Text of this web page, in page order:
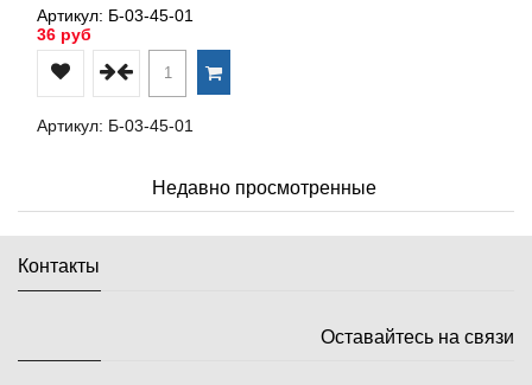
Артикул: Б-03-45-01
36 руб
Артикул: Б-03-45-01
Недавно просмотренные
Контакты
Оставайтесь на связи